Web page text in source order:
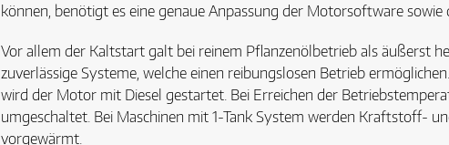
können, benötigt es eine genaue Anpassung der Motorsoftware
Vor allem der Kaltstart galt bei reinem Pflanzenölbetrieb als äußerst
zuverlässige Systeme, welche einen reibungslosen Betrieb
wird der Motor mit Diesel gestartet. Bei Erreichen der
umgeschaltet. Bei Maschinen mit 1-Tank System werden Kraftstoff-
vorgewärmt.